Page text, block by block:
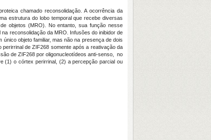
chamado reconsolidação. A ocorrência da
estrutura do lobo temporal que recebe diversas
objetos (MRO). No entanto, sua função nesse
reconsolidação da MRO. Infusões do inibidor de
objeto familiar, mas não na presença de dois
perirrinal de ZIF268 somente após a reativação da
de ZIF268 por oligonucleotídeos anti-senso, no
(1) o córtex perirrinal, (2) a percepção parcial ou